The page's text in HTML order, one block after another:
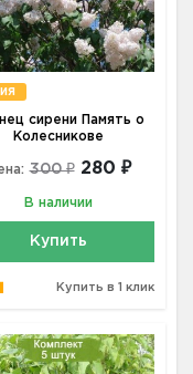
сирени Память о
Колесникове
300 ₽ 280 ₽
В наличии
Купить
Купить в 1 клик